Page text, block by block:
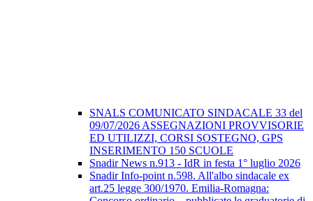
SNALS COMUNICATO SINDACALE 33 del
09/07/2026 ASSEGNAZIONI PROVVISORIE
ED UTILIZZI, CORSI SOSTEGNO, GPS
INSERIMENTO 150 SCUOLE
Snadir News n.913 - IdR in festa 1° luglio 2026
Snadir Info-point n.598. All'albo sindacale ex
art.25 legge 300/1970. Emilia-Romagna: